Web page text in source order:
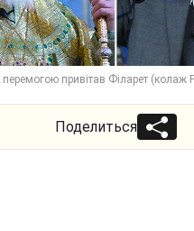
перемогою привітав Філарет (колаж
Поделиться